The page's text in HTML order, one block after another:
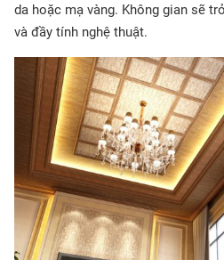
da hoặc mạ vàng. Không gian sẽ
và đầy tính nghệ thuật.